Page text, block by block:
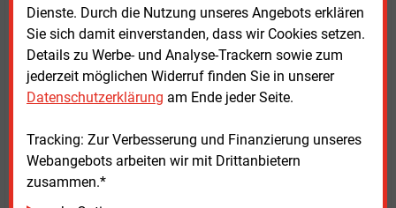
Dienste. Durch die Nutzung unseres Angebots erklären
Sie sich damit einverstanden, dass wir Cookies setzen.
Details zu Werbe- und Analyse-Trackern sowie zum
jederzeit möglichen Widerruf finden Sie in unserer
Datenschutzerklärung am Ende jeder Seite.
Tracking: Zur Verbesserung und Finanzierung unseres
Webangebots arbeiten wir mit Drittanbietern
zusammen.*
Baden-Württemberg (Leingarten bei Heilbronn).
Ursprünglich hätte der Südlink mit einer Kapazität
von zweimal 2.000 MW zur Abschaltung der
letzten Kernkraftwerke Ende 2022 in Betrieb gehen
sollen. Die Umplanung von Freileitung auf
Landespolitik erzwungen wurde, hat das Projekt
dann aber um Jahre zurückgeworfen und die
Kosten vervielfacht.